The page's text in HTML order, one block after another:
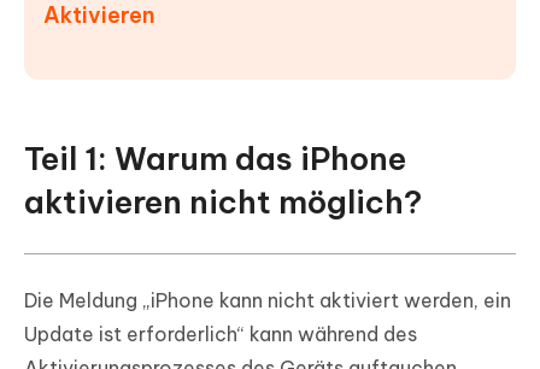
Aktivieren
Teil 1: Warum das iPhone
aktivieren nicht möglich?
Die Meldung „iPhone kann nicht aktiviert werden, ein
Update ist erforderlich“ kann während des